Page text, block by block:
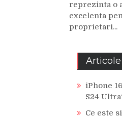
reprezinta o
excelenta
proprietari...
iPhone
S24
Ce este